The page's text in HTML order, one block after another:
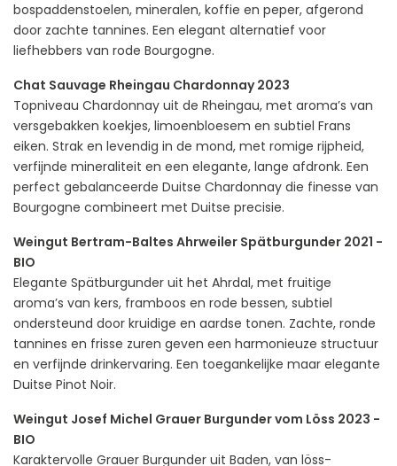
bospaddenstoelen, mineralen, koffie en peper, afgerond
door zachte tannines. Een elegant alternatief voor
liefhebbers van rode Bourgogne.
Chat Sauvage Rheingau Chardonnay 2023
Topniveau Chardonnay uit de Rheingau, met aroma’s van
versgebakken koekjes, limoenbloesem en subtiel Frans
eiken. Strak en levendig in de mond, met romige rijpheid,
verfijnde mineraliteit en een elegante, lange afdronk. Een
perfect gebalanceerde Duitse Chardonnay die finesse van
Bourgogne combineert met Duitse precisie.
Weingut Bertram-Baltes Ahrweiler Spätburgunder 2021 -
BIO
Elegante Spätburgunder uit het Ahrdal, met fruitige
aroma’s van kers, framboos en rode bessen, subtiel
ondersteund door kruidige en aardse tonen. Zachte, ronde
tannines en frisse zuren geven een harmonieuze structuur
en verfijnde drinkervaring. Een toegankelijke maar elegante
Duitse Pinot Noir.
Weingut Josef Michel Grauer Burgunder vom Löss 2023 -
BIO
Karaktervolle Grauer Burgunder uit Baden, van löss-